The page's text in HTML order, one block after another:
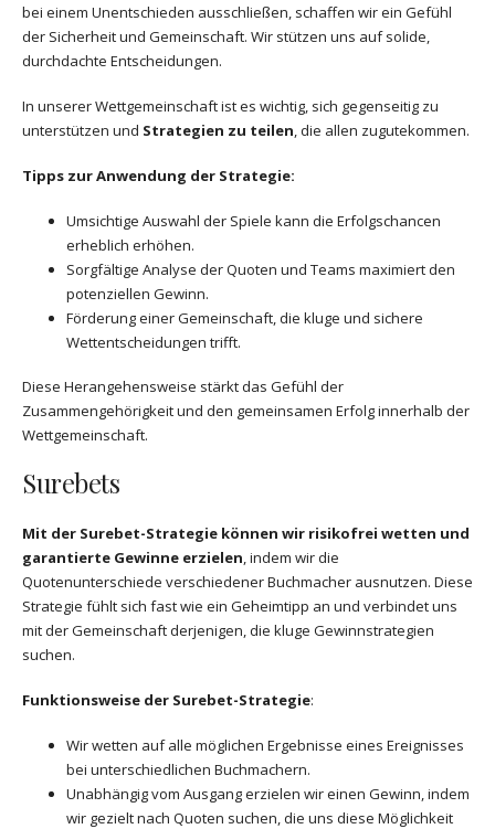
bei einem Unentschieden ausschließen, schaffen wir ein Gefühl
der Sicherheit und Gemeinschaft. Wir stützen uns auf solide,
durchdachte Entscheidungen.
In unserer Wettgemeinschaft ist es wichtig, sich gegenseitig zu
unterstützen und Strategien zu teilen, die allen zugutekommen.
Tipps zur Anwendung der Strategie:
Umsichtige Auswahl der Spiele kann die Erfolgschancen
erheblich erhöhen.
Sorgfältige Analyse der Quoten und Teams maximiert den
potenziellen Gewinn.
Förderung einer Gemeinschaft, die kluge und sichere
Wettentscheidungen trifft.
Diese Herangehensweise stärkt das Gefühl der
Zusammengehörigkeit und den gemeinsamen Erfolg innerhalb der
Wettgemeinschaft.
Surebets
Mit der Surebet-Strategie können wir risikofrei wetten und
garantierte Gewinne erzielen, indem wir die
Quotenunterschiede verschiedener Buchmacher ausnutzen. Diese
Strategie fühlt sich fast wie ein Geheimtipp an und verbindet uns
mit der Gemeinschaft derjenigen, die kluge Gewinnstrategien
suchen.
Funktionsweise der Surebet-Strategie:
Wir wetten auf alle möglichen Ergebnisse eines Ereignisses
bei unterschiedlichen Buchmachern.
Unabhängig vom Ausgang erzielen wir einen Gewinn, indem
wir gezielt nach Quoten suchen, die uns diese Möglichkeit